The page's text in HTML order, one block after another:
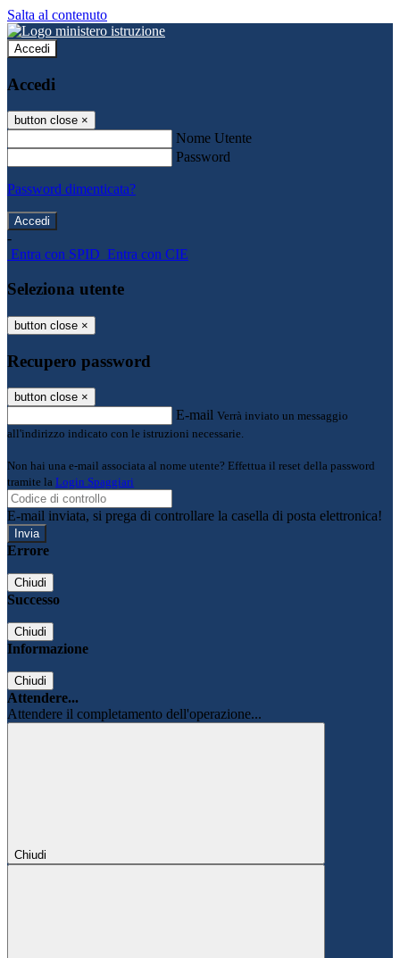
Salta al contenuto
Accedi
Accedi
button close ×
Nome Utente
Password
Password dimenticata?
-
Entra con SPID Entra con CIE
Seleziona utente
button close ×
Recupero password
button close ×
E-mail Verrà inviato un messaggio
all'indirizzo indicato con le istruzioni necessarie.
Non hai una e-mail associata al nome utente? Effettua il reset della password
tramite la Login Spaggiari
E-mail inviata, si prega di controllare la casella di posta elettronica!
Errore
Chiudi
Successo
Chiudi
Informazione
Chiudi
Attendere...
Attendere il completamento dell'operazione...
Chiudi